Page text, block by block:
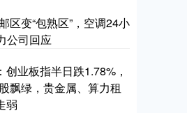
区变“包熟区”，空调24小
公司回应
业板指半日跌1.78%，
飘绿，贵金属、算力租
弱